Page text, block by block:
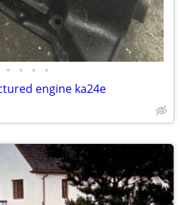
• • • •
engine ka24e